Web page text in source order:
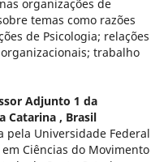
organizações de
temas como razões
de Psicologia; relações
trabalho
Adjunto 1 da
Catarina , Brasil
pela Universidade Federal
Ciências do Movimento